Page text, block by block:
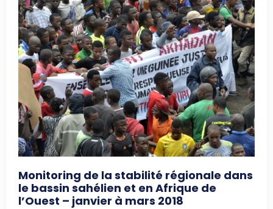
Monitoring de la stabilité régionale dans
le bassin sahélien et en Afrique de
l’Ouest – janvier à mars 2018